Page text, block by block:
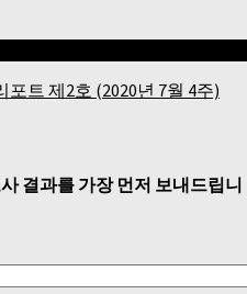
포트 제2호 (2020년 7월 4주)
결과를 가장 먼저 보내드립니